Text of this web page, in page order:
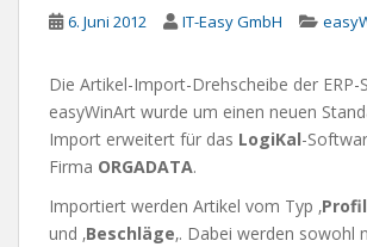
6. Juni 2012 IT-Easy GmbH
Die Artikel-Import-Drehscheibe der ERP-
easyWinArt wurde um einen neuen
Import erweitert für das LogiKal-
Firma ORGADATA.
Importiert werden Artikel vom Typ ‚
und ‚Beschläge‚. Dabei werden sowohl